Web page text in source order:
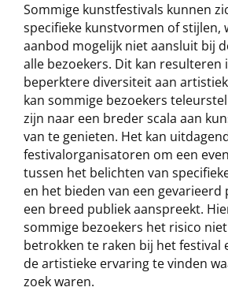
Sommige kunstfestivals kunnen
specifieke kunstvormen of stijlen,
aanbod mogelijk niet aansluit bij
alle bezoekers. Dit kan resulteren
beperktere diversiteit aan
kan sommige bezoekers
zijn naar een breder scala aan
van te genieten. Het kan
festivalorganisatoren om een
tussen het belichten van
en het bieden van een
een breed publiek aanspreekt.
sommige bezoekers het risico
betrokken te raken bij het festival
de artistieke ervaring te vinden
zoek waren.